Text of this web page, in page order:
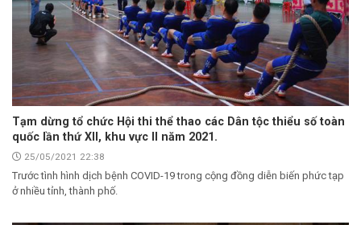
Tạm dừng tổ chức Hội thi thể thao các Dân tộc thiểu số toàn
quốc lần thứ XII, khu vực II năm 2021.
25/05/2021 22:38
Trước tình hình dịch bệnh COVID-19 trong cộng đồng diễn biến phức tạp
ở nhiều tỉnh, thành phố.